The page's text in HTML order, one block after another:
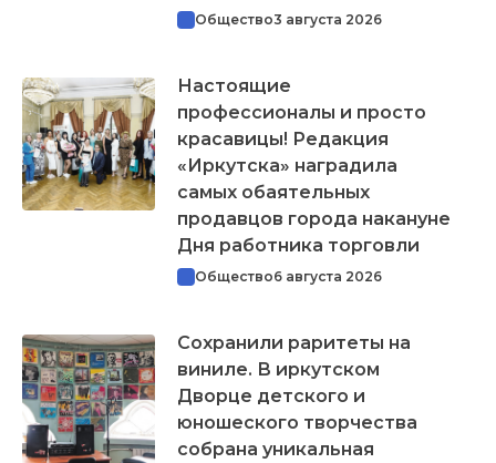
Общество3 августа 2026
Настоящие
профессионалы и просто
красавицы! Редакция
«Иркутска» наградила
самых обаятельных
продавцов города накануне
Дня работника торговли
Общество6 августа 2026
Сохранили раритеты на
виниле. В иркутском
Дворце детского и
юношеского творчества
собрана уникальная